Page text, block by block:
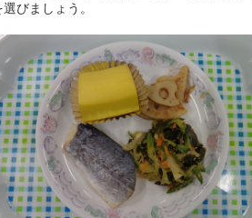
選びましょう。